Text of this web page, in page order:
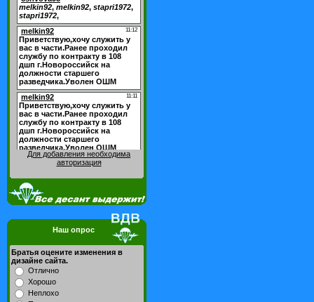
Для добавления необходима
авторизация
Наш опрос
Братья оцените изменения в
дизайне сайта.
Отлично
Хорошо
Неплохо